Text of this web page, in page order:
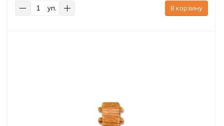
уп.
В корзину